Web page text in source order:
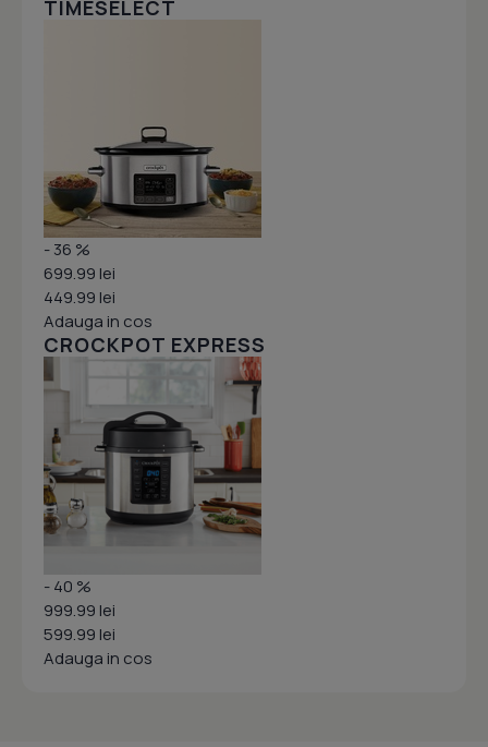
TIMESELECT
- 36 %
699.99 lei
449.99 lei
Adauga in cos
CROCKPOT EXPRESS
- 40 %
999.99 lei
599.99 lei
Adauga in cos